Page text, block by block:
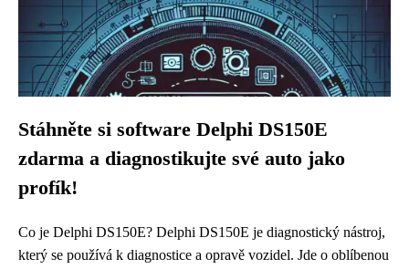
Stáhněte si software Delphi DS150E
zdarma a diagnostikujte své auto jako
profík!
Co je Delphi DS150E? Delphi DS150E je diagnostický nástroj,
který se používá k diagnostice a opravě vozidel. Jde o oblíbenou